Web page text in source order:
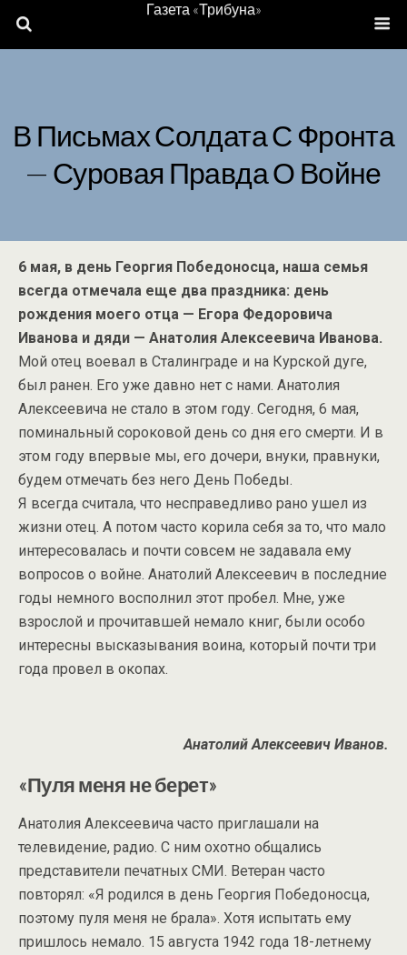
Газета «Трибуна»
В Письмах Солдата С Фронта
— Суровая Правда О Войне
6 мая, в день Георгия Победоносца, наша семья
всегда отмечала еще два праздника: день
рождения моего отца — Егора Федоровича
Иванова и дяди — Анатолия Алексеевича Иванова.
Мой отец воевал в Сталинграде и на Курской дуге,
был ранен. Его уже давно нет с нами. Анатолия
Алексеевича не стало в этом году. Сегодня, 6 мая,
поминальный сороковой день со дня его смерти. И в
этом году впервые мы, его дочери, внуки, правнуки,
будем отмечать без него День Победы.
Я всегда считала, что несправедливо рано ушел из
жизни отец. А потом часто корила себя за то, что мало
интересовалась и почти совсем не задавала ему
вопросов о войне. Анатолий Алексеевич в последние
годы немного восполнил этот пробел. Мне, уже
взрослой и прочитавшей немало книг, были особо
интересны высказывания воина, который почти три
года провел в окопах.
Анатолий Алексеевич Иванов.
«Пуля меня не берет»
Анатолия Алексеевича часто приглашали на
телевидение, радио. С ним охотно общались
представители печатных СМИ. Ветеран часто
повторял: «Я родился в день Георгия Победоносца,
поэтому пуля меня не брала». Хотя испытать ему
пришлось немало. 15 августа 1942 года 18-летнему